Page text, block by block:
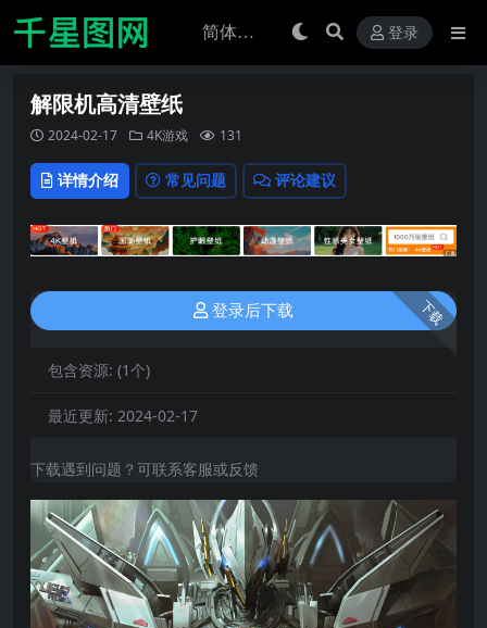
登录
解限机高清壁纸
2024-02-17 4K游戏 131
详情介绍 常见问题 评论建议
下载
登录后下载
包含资源: (1个)
最近更新: 2024-02-17
下载遇到问题？可联系客服或反馈